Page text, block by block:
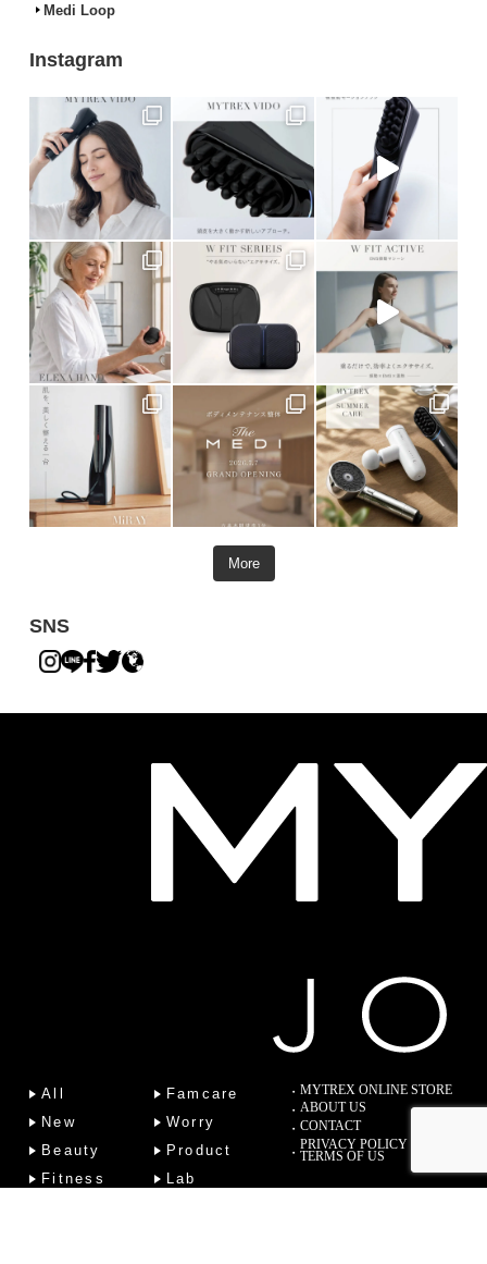
Medi Loop
Instagram
More
SNS
All
New
Beauty
Fitness
Famcare
Worry
Product
Lab
MYTREX ONLINE STORE
ABOUT US
CONTACT
PRIVACY POLICY
TERMS OF US